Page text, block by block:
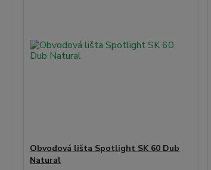
Obvodová lišta Spotlight SK 60 Dub
Natural